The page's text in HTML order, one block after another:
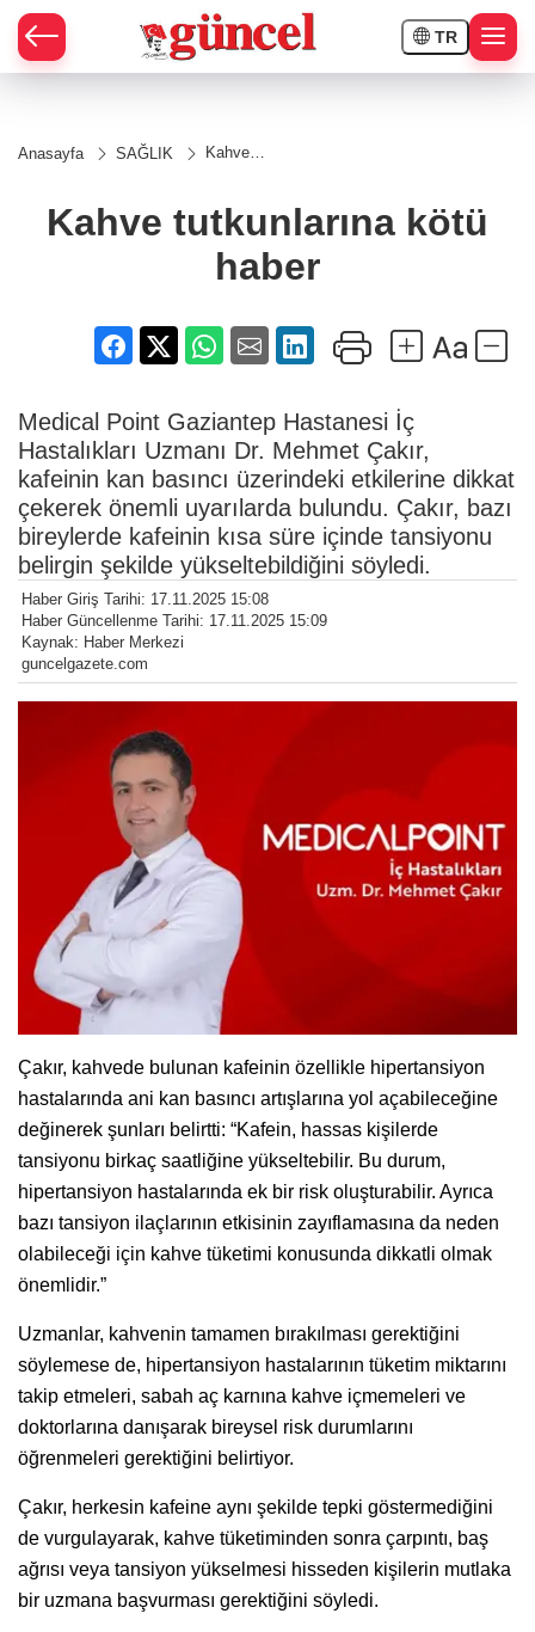
TR
Anasayfa SAĞLIK
Kahve
Kahve tutkunlarına kötü
haber
Medical Point Gaziantep Hastanesi İç
Hastalıkları Uzmanı Dr. Mehmet Çakır,
kafeinin kan basıncı üzerindeki etkilerine dikkat
çekerek önemli uyarılarda bulundu. Çakır, bazı
bireylerde kafeinin kısa süre içinde tansiyonu
belirgin şekilde yükseltebildiğini söyledi.
Haber Giriş Tarihi: 17.11.2025 15:08
Haber Güncellenme Tarihi: 17.11.2025 15:09
Kaynak: Haber Merkezi
guncelgazete.com
Çakır, kahvede bulunan kafeinin özellikle hipertansiyon
hastalarında ani kan basıncı artışlarına yol açabileceğine
değinerek şunları belirtti: “Kafein, hassas kişilerde
tansiyonu birkaç saatliğine yükseltebilir. Bu durum,
hipertansiyon hastalarında ek bir risk oluşturabilir. Ayrıca
bazı tansiyon ilaçlarının etkisinin zayıflamasına da neden
olabileceği için kahve tüketimi konusunda dikkatli olmak
önemlidir.”
Uzmanlar, kahvenin tamamen bırakılması gerektiğini
söylemese de, hipertansiyon hastalarının tüketim miktarını
takip etmeleri, sabah aç karnına kahve içmemeleri ve
doktorlarına danışarak bireysel risk durumlarını
öğrenmeleri gerektiğini belirtiyor.
Çakır, herkesin kafeine aynı şekilde tepki göstermediğini
de vurgulayarak, kahve tüketiminden sonra çarpıntı, baş
ağrısı veya tansiyon yükselmesi hisseden kişilerin mutlaka
bir uzmana başvurması gerektiğini söyledi.